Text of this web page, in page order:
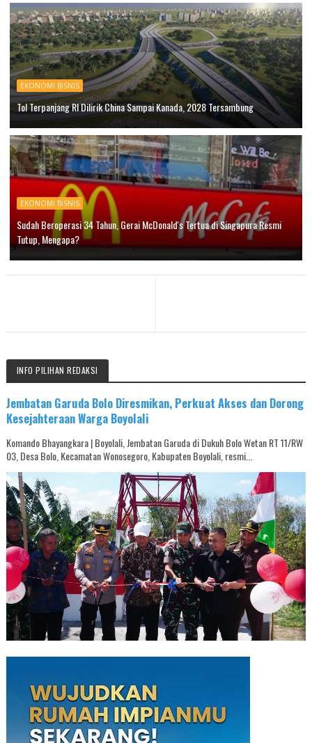
EKONOMI BISNIS
Tol Terpanjang RI Dilirik China Sampai Kanada, 2028 Tersambung
EKONOMI BISNIS
Sudah Beroperasi 34 Tahun, Gerai McDonald's Tertua di Singapura Resmi
Tutup, Mengapa?
INFO PILIHAN REDAKSI
Jembatan Garuda Bolo Diresmikan, Perkuat Akses dan Dorong
Kesejahteraan Warga Boyolali
Komando Bhayangkara | Boyolali, Jembatan Garuda di Dukuh Bolo Wetan RT 11/RW
03, Desa Bolo, Kecamatan Wonosegoro, Kabupaten Boyolali, resmi...